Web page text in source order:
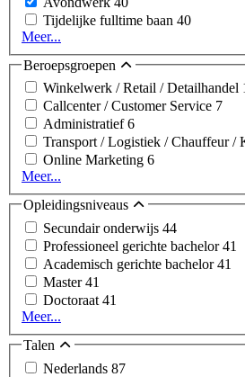
Tijdelijke fulltime baan 40
Meer...
Beroepsgroepen
Winkelwerk / Retail / Detailhandel
Callcenter / Customer Service 7
Administratief6
Transport / Logistiek / Chauffeur /
Online Marketing 6
Meer...
Opleidingsniveaus
Secundair onderwijs 44
Professioneel gerichte bachelor41
Academisch gerichte bachelor41
Master41
Doctoraat 41
Meer...
Talen
Nederlands 87